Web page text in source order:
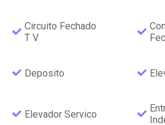
Circuito Fechado
T V
Deposito
Elevador Servico